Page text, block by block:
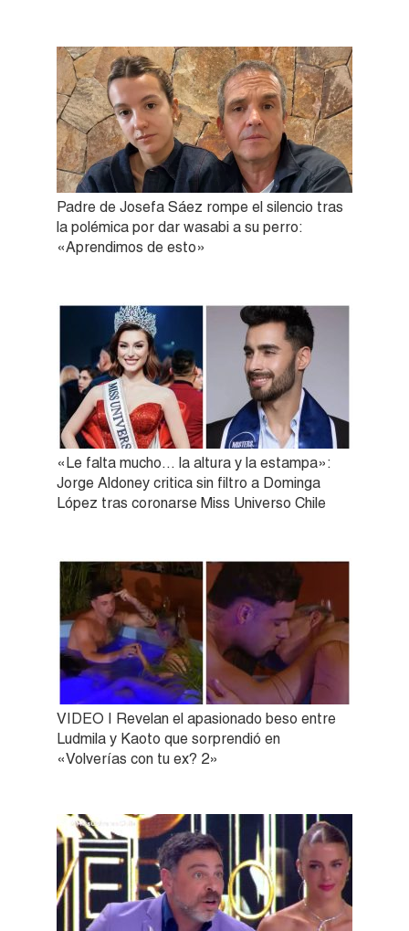
Padre de Josefa Sáez rompe el silencio tras
la polémica por dar wasabi a su perro:
«Aprendimos de esto»
«Le falta mucho… la altura y la estampa»:
Jorge Aldoney critica sin filtro a Dominga
López tras coronarse Miss Universo Chile
VIDEO | Revelan el apasionado beso entre
Ludmila y Kaoto que sorprendió en
«Volverías con tu ex? 2»